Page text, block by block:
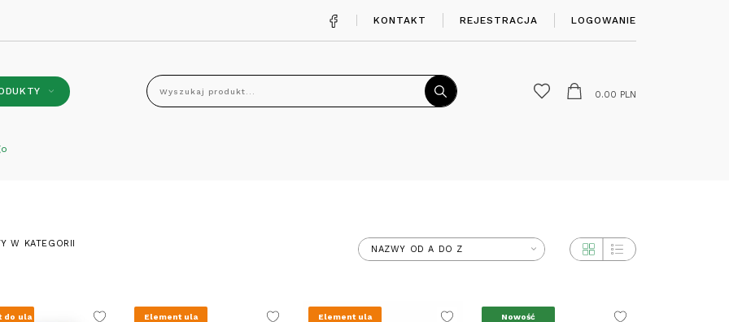
KONTAKT REJESTRACJA LOGOWANIE
Wyszukaj produkt... 0.00 PLN
W KATEGORII
do ula Element ula Element ula Nowość